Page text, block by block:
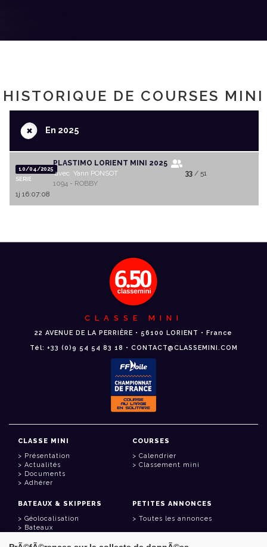
HISTORIQUE DE COURSES MINI
+En 2025
10/04/2025
SERIE
PLASTIMO LORIENT MINI 2025
avec Yann PONSOT
1094 - ROBBY
33/ 51
1j 16:07:08
CLASSE MINI
22 AVENUE DE LA PERRIÈRE • 56100 LORIENT • France
Tél: +33 (0)9 54 54 83 18 • CONTACT@CLASSEMINI.COM
CLASSE MINI
Présentation
Actualités
Documents
Adhérer
COURSES
Calendrier
Classement mini
BATEAUX & SKIPPERS
Géolocalisation
Bateaux
PETITES ANNONCES
Toutes les annonces